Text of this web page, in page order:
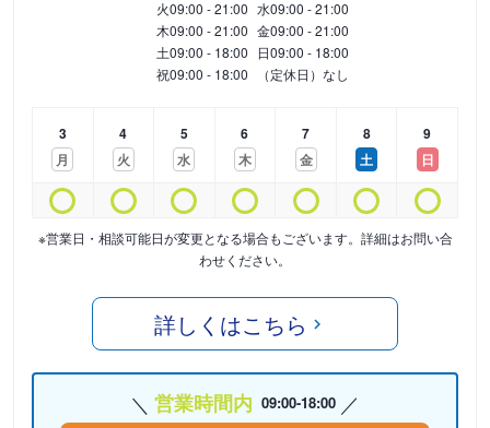
火09:00 - 21:00 水09:00 - 21:00
木09:00 - 21:00 金09:00 - 21:00
土09:00 - 18:00 日09:00 - 18:00
祝09:00 - 18:00 （定休日）なし
3
月
4
火
5
水
6
木
7
金
8
土
9
日
※営業日・相談可能日が変更となる場合もございます。詳細はお問い合
わせください。
詳しくはこちら
営業時間内 09:00-18:00